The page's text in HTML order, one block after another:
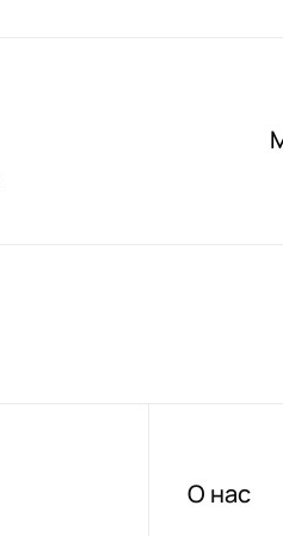
О нас